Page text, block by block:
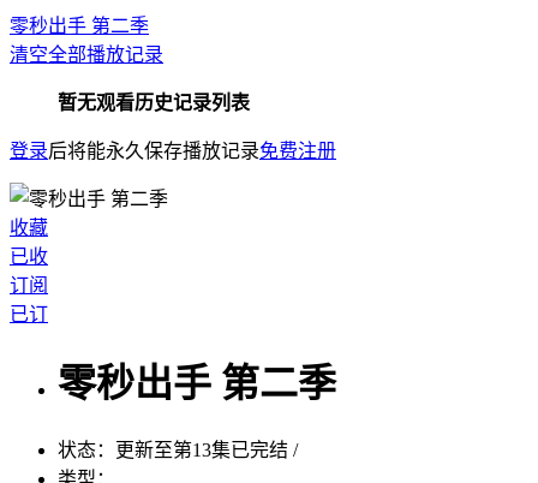
零秒出手 第二季
清空全部播放记录
暂无观看历史记录列表
登录后将能永久保存播放记录免费注册
收藏
已收
订阅
已订
零秒出手 第二季
状态：
更新至第13集已完结 /
类型：